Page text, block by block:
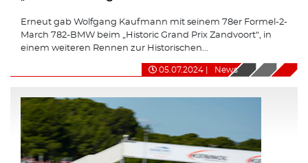
Erneut gab Wolfgang Kaufmann mit seinem 78er Formel-2-
March 782-BMW beim „Historic Grand Prix Zandvoort“, in
einem weiteren Rennen zur Historischen...
05.07.2024 News